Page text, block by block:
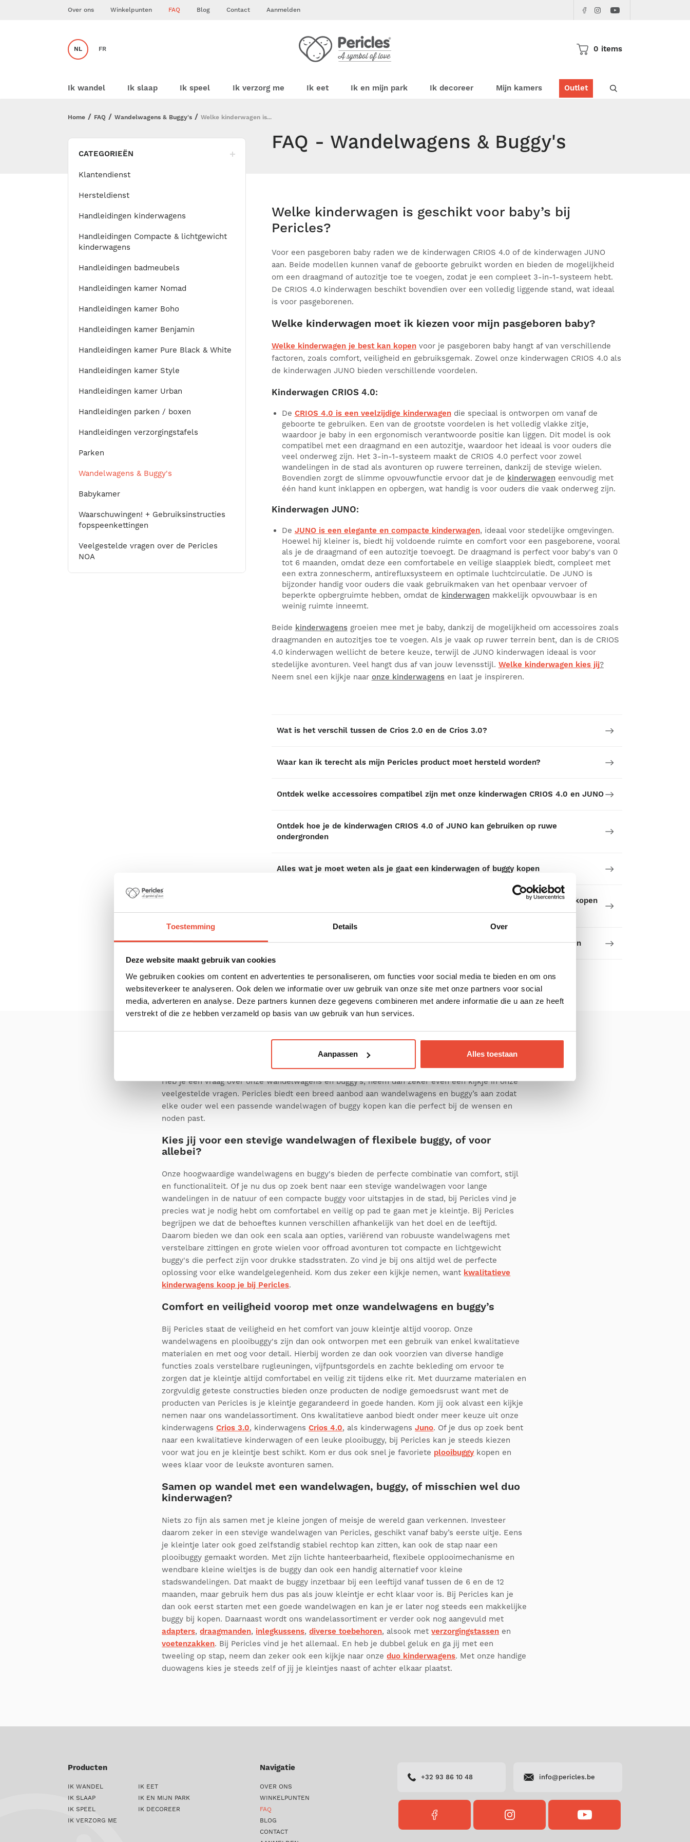
Toestemming Details Over
Deze website maakt gebruik van cookies
We gebruiken cookies om content en advertenties te personaliseren, om functies voor social media te bieden en om ons
websiteverkeer te analyseren. Ook delen we informatie over uw gebruik van onze site met onze partners voor social
media, adverteren en analyse. Deze partners kunnen deze gegevens combineren met andere informatie die u aan ze heeft
verstrekt of die ze hebben verzameld op basis van uw gebruik van hun services.
Aanpassen Alles toestaan
Over ons Winkelpunten FAQ Blog Contact Aanmelden
FacebookInstagramYoutube
Pericles
NL FR 0 items
Ik wandel Ik slaap Ik speel Ik verzorg me Ik eet Ik en mijn park Ik decoreer Mijn kamers Outlet Doorzoek de
Home FAQ Wandelwagens & Buggy's Welke kinderwagen is...
FAQ - Wandelwagens & Buggy's
CATEGORIEËN
Klantendienst
Hersteldienst
Handleidingen kinderwagens
Handleidingen Compacte & lichtgewicht
kinderwagens
Handleidingen badmeubels
Handleidingen kamer Nomad
Handleidingen kamer Boho
Handleidingen kamer Benjamin
Handleidingen kamer Pure Black & White
Handleidingen kamer Style
Handleidingen kamer Urban
Handleidingen parken / boxen
Handleidingen verzorgingstafels
Parken
Wandelwagens & Buggy's
Babykamer
Waarschuwingen! + Gebruiksinstructies
fopspeenkettingen
Veelgestelde vragen over de Pericles
NOA
Welke kinderwagen is geschikt voor baby’s bij
Pericles?
Voor een pasgeboren baby raden we de kinderwagen CRIOS 4.0 of de kinderwagen JUNO
aan. Beide modellen kunnen vanaf de geboorte gebruikt worden en bieden de mogelijkheid
om een draagmand of autozitje toe te voegen, zodat je een compleet 3-in-1-systeem hebt.
De CRIOS 4.0 kinderwagen beschikt bovendien over een volledig liggende stand, wat ideaal
is voor pasgeborenen.
Welke kinderwagen moet ik kiezen voor mijn pasgeboren baby?
Welke kinderwagen je best kan kopen voor je pasgeboren baby hangt af van verschillende
factoren, zoals comfort, veiligheid en gebruiksgemak. Zowel onze kinderwagen CRIOS 4.0 als
de kinderwagen JUNO bieden verschillende voordelen.
Kinderwagen CRIOS 4.0:
De CRIOS 4.0 is een veelzijdige kinderwagendie speciaal is ontworpen om vanaf de
geboorte te gebruiken. Een van de grootste voordelen is het volledig vlakke zitje,
waardoor je baby in een ergonomisch verantwoorde positie kan liggen. Dit model is ook
compatibel met een draagmand en een autozitje, waardoor het ideaal is voor ouders die
veel onderweg zijn. Het 3-in-1-systeem maakt de CRIOS 4.0 perfect voor zowel
wandelingen in de stad als avonturen op ruwere terreinen, dankzij de stevige wielen.
Bovendien zorgt de slimme opvouwfunctie ervoor dat je de kinderwagen eenvoudig met
één hand kunt inklappen en opbergen, wat handig is voor ouders die vaak onderweg zijn.
Kinderwagen JUNO:
De JUNO is een elegante en compacte kinderwagen, ideaal voor stedelijke omgevingen.
Hoewel hij kleiner is, biedt hij voldoende ruimte en comfort voor een pasgeborene, vooral
als je de draagmand of een autozitje toevoegt. De draagmand is perfect voor baby's van 0
tot 6 maanden, omdat deze een comfortabele en veilige slaapplek biedt, compleet met
een extra zonnescherm, antirefluxsysteem en optimale luchtcirculatie. De JUNO is
bijzonder handig voor ouders die vaak gebruikmaken van het openbaar vervoer of
beperkte opbergruimte hebben, omdat de kinderwagen makkelijk opvouwbaar is en
weinig ruimte inneemt.
Beide kinderwagensgroeien mee met je baby, dankzij de mogelijkheid om accessoires zoals
draagmanden en autozitjes toe te voegen. Als je vaak op ruwer terrein bent, dan is de CRIOS
4.0 kinderwagen wellicht de betere keuze, terwijl de JUNO kinderwagen ideaal is voor
stedelijke avonturen. Veel hangt dus af van jouw levensstijl. Welke kinderwagen kies jij?
Neem snel een kijkje naar onze kinderwagensen laat je inspireren.
Wat is het verschil tussen de Crios 2.0 en de Crios 3.0?
Waar kan ik terecht als mijn Pericles product moet hersteld worden?
Ontdek welke accessoires compatibel zijn met onze kinderwagen CRIOS 4.0 en JUNO
Ontdek hoe je de kinderwagen CRIOS 4.0 of JUNO kan gebruiken op ruwe
ondergronden
Alles wat je moet weten als je gaat een kinderwagen of buggy kopen
Wanneer stap ik over naar buggy’s en waar moet ik op letten als ik een buggy kopen
wil?
Maak steeds de beste keuze als je wil buggy’s kopen of een kinderwagen kopen
Veelgestelde vragen over onze wandelwagens en buggy’s te koop bij Pericles
Heb je een vraag over onze wandelwagens en buggy’s, neem dan zeker even een kijkje in onze
veelgestelde vragen. Pericles biedt een breed aanbod aan wandelwagens en buggy’s aan zodat
elke ouder wel een passende wandelwagen of buggy kopen kan die perfect bij de wensen en
noden past.
Kies jij voor een stevige wandelwagen of flexibele buggy, of voor
allebei?
Onze hoogwaardige wandelwagens en buggy's bieden de perfecte combinatie van comfort, stijl
en functionaliteit. Of je nu dus op zoek bent naar een stevige wandelwagen voor lange
wandelingen in de natuur of een compacte buggy voor uitstapjes in de stad, bij Pericles vind je
precies wat je nodig hebt om comfortabel en veilig op pad te gaan met je kleintje. Bij Pericles
begrijpen we dat de behoeftes kunnen verschillen afhankelijk van het doel en de leeftijd.
Daarom bieden we dan ook een scala aan opties, variërend van robuuste wandelwagens met
verstelbare zittingen en grote wielen voor offroad avonturen tot compacte en lichtgewicht
buggy's die perfect zijn voor drukke stadsstraten. Zo vind je bij ons altijd wel de perfecte
oplossing voor elke wandelgelegenheid. Kom dus zeker een kijkje nemen, want kwalitatieve
kinderwagens koop je bij Pericles.
Comfort en veiligheid voorop met onze wandelwagens en buggy’s
Bij Pericles staat de veiligheid en het comfort van jouw kleintje altijd voorop. Onze
wandelwagens en plooibuggy's zijn dan ook ontworpen met een gebruik van enkel kwalitatieve
materialen en met oog voor detail. Hierbij worden ze dan ook voorzien van diverse handige
functies zoals verstelbare rugleuningen, vijfpuntsgordels en zachte bekleding om ervoor te
zorgen dat je kleintje altijd comfortabel en veilig zit tijdens elke rit. Met duurzame materialen en
zorgvuldig geteste constructies bieden onze producten de nodige gemoedsrust want met de
producten van Pericles is je kleintje gegarandeerd in goede handen. Kom jij ook alvast een kijkje
nemen naar ons wandelassortiment. Ons kwalitatieve aanbod biedt onder meer keuze uit onze
kinderwagensCrios 3.0, kinderwagensCrios 4.0, als kinderwagensJuno. Of je dus op zoek bent
naar een kwalitatieve kinderwagen of een leuke plooibuggy, bij Pericles kan je steeds kiezen
voor wat jou en je kleintje best schikt. Kom er dus ook snel je favoriete plooibuggy kopen en
wees klaar voor de leukste avonturen samen.
Samen op wandel met een wandelwagen, buggy, of misschien wel duo
kinderwagen?
Niets zo fijn als samen met je kleine jongen of meisje de wereld gaan verkennen. Investeer
daarom zeker in een stevige wandelwagen van Pericles, geschikt vanaf baby’s eerste uitje. Eens
je kleintje later ook goed zelfstandig stabiel rechtop kan zitten, kan ook de stap naar een
plooibuggy gemaakt worden. Met zijn lichte hanteerbaarheid, flexibele opplooimechanisme en
wendbare kleine wieltjes is de buggy dan ook een handig alternatief voor kleine
stadswandelingen. Dat maakt de buggy inzetbaar bij een leeftijd vanaf tussen de 6 en de 12
maanden, maar gebruik hem dus pas als jouw kleintje er echt klaar voor is. Bij Pericles kan je
dan ook eerst starten met een goede wandelwagen en kan je er later nog steeds een makkelijke
buggy bij kopen. Daarnaast wordt ons wandelassortiment er verder ook nog aangevuld met
adapters,draagmanden, inlegkussens,diverse toebehoren, alsook metverzorgingstassen en
voetenzakken. Bij Pericles vind je het allemaal. En heb je dubbel geluk en ga jij met een
tweeling op stap, neem dan zeker ook een kijkje naar onzeduo kinderwagens. Met onze handige
duowagens kies je steeds zelf of jij je kleintjes naast of achter elkaar plaatst.
Producten
IK WANDEL
IK SLAAP
IK SPEEL
IK VERZORG ME
IK EET
IK EN MIJN PARK
IK DECOREER
Navigatie
OVER ONS
WINKELPUNTEN
FAQ
BLOG
CONTACT
+32 93 86 10 48 info@pericles.be
FACEBOOK
INSTAGRAM
YOUTUBE